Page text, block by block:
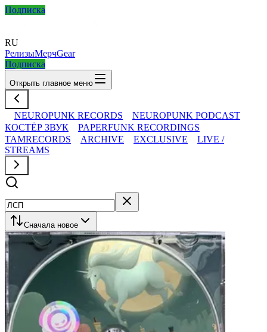
Подписка
RU
РелизыМерчGear
Подписка
Открыть главное меню
NEUROPUNK RECORDS
NEUROPUNK PODCAST
КОСТЁР ЗВУК
PAPERFUNK RECORDINGS
TAMRECORDS
ARCHIVE EXCLUSIVE
LIVE /
STREAMS
Сначала новое